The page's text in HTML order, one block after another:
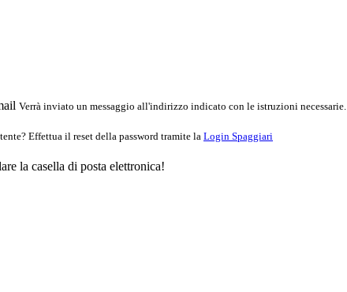
Verrà inviato un messaggio all'indirizzo indicato con le istruzioni necessarie.
Effettua il reset della password tramite la Login Spaggiari
la casella di posta elettronica!